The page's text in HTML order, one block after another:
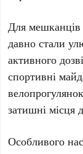
Для
давно стали
активного
спортивні
затишні місця
Особливого